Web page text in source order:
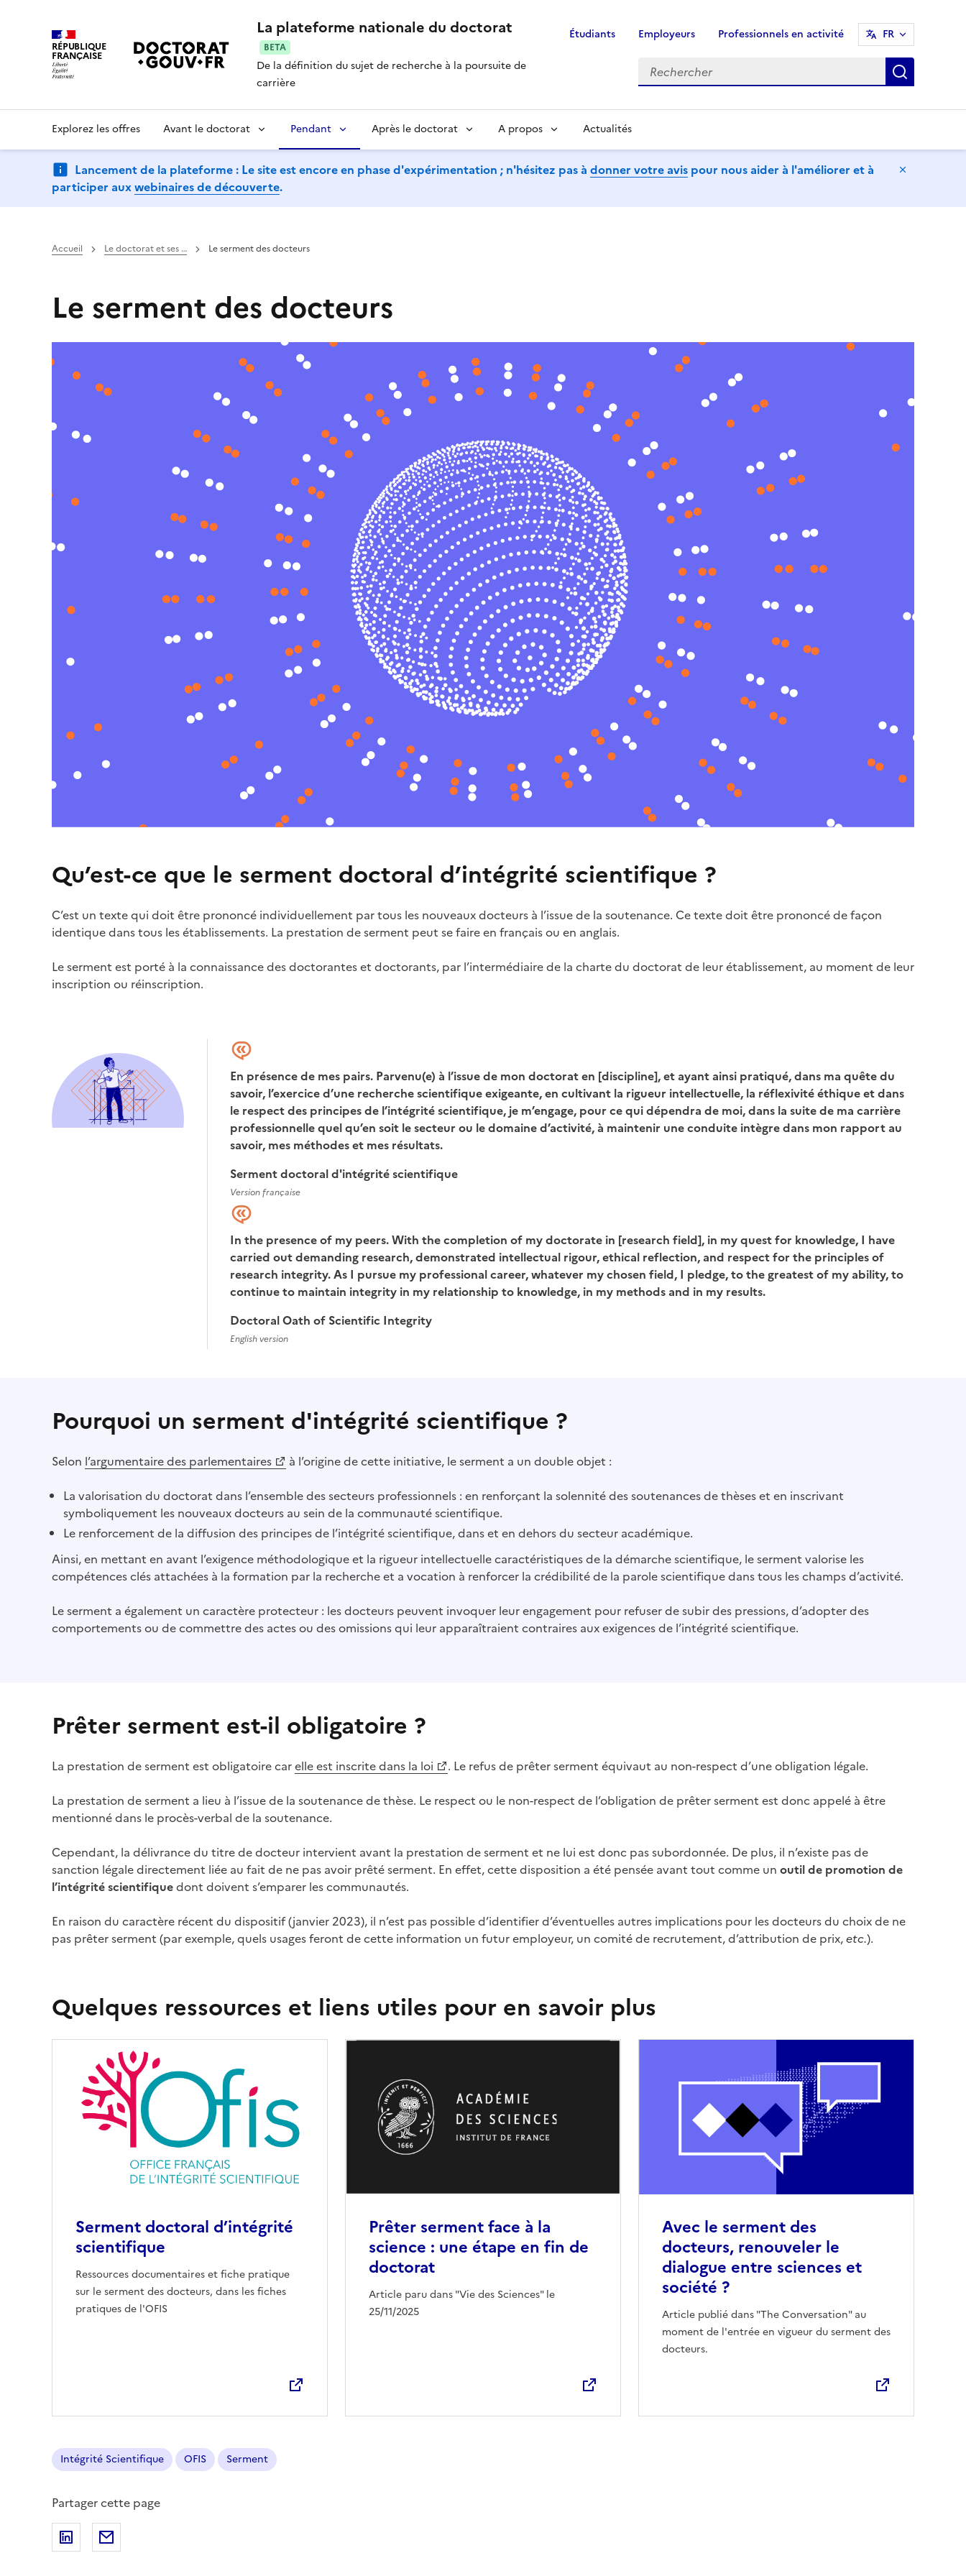
RÉPUBLIQUE
FRANÇAISE
La plateforme nationale du doctorat
BETA
De la définition du sujet de recherche à la poursuite de
carrière
Étudiants Employeurs Professionnels en activité FR
Rechercher
Explorez les offres Avant le doctorat Pendant Après le doctorat A propos Actualités
Lancement de la plateforme : Le site est encore en phase d'expérimentation ; n'hésitez pas à donner votre avis pour nous aider à l'améliorer et à
participer auxwebinaires de découverte.
Accueil Le doctorat et ses … Le serment des docteurs
Le serment des docteurs
Qu’est-ce que le serment doctoral d’intégrité scientifique ?
C’est un texte qui doit être prononcé individuellement par tous les nouveaux docteurs à l’issue de la soutenance. Ce texte doit être prononcé de façon
identique dans tous les établissements. La prestation de serment peut se faire en français ou en anglais.
Le serment est porté à la connaissance des doctorantes et doctorants, par l’intermédiaire de la charte du doctorat de leur établissement, au moment de leur
inscription ou réinscription.
En présence de mes pairs. Parvenu(e) à l’issue de mon doctorat en [discipline], et ayant ainsi pratiqué, dans ma quête du
savoir, l’exercice d’une recherche scientifique exigeante, en cultivant la rigueur intellectuelle, la réflexivité éthique et dans
le respect des principes de l’intégrité scientifique, je m’engage, pour ce qui dépendra de moi, dans la suite de ma carrière
professionnelle quel qu’en soit le secteur ou le domaine d’activité, à maintenir une conduite intègre dans mon rapport au
savoir, mes méthodes et mes résultats.
Serment doctoral d'intégrité scientifique
Version française
In the presence of my peers. With the completion of my doctorate in [research field], in my quest for knowledge, I have
carried out demanding research, demonstrated intellectual rigour, ethical reflection, and respect for the principles of
research integrity. As I pursue my professional career, whatever my chosen field, I pledge, to the greatest of my ability, to
continue to maintain integrity in my relationship to knowledge, in my methods and in my results.
Doctoral Oath of Scientific Integrity
English version
Pourquoi un serment d'intégrité scientifique ?
Selon l’argumentaire des parlementaires
à l’origine de cette initiative, le serment a un double objet :
La valorisation du doctorat dans l’ensemble des secteurs professionnels : en renforçant la solennité des soutenances de thèses et en inscrivant
symboliquement les nouveaux docteurs au sein de la communauté scientifique.
Le renforcement de la diffusion des principes de l’intégrité scientifique, dans et en dehors du secteur académique.
Ainsi, en mettant en avant l’exigence méthodologique et la rigueur intellectuelle caractéristiques de la démarche scientifique, le serment valorise les
compétences clés attachées à la formation par la recherche et a vocation à renforcer la crédibilité de la parole scientifique dans tous les champs d’activité.
Le serment a également un caractère protecteur : les docteurs peuvent invoquer leur engagement pour refuser de subir des pressions, d’adopter des
comportements ou de commettre des actes ou des omissions qui leur apparaîtraient contraires aux exigences de l’intégrité scientifique.
Prêter serment est-il obligatoire ?
La prestation de serment est obligatoire carelle est inscrite dans la loi
. Le refus de prêter serment équivaut au non-respect d’une obligation légale.
La prestation de serment a lieu à l’issue de la soutenance de thèse. Le respect ou le non-respect de l’obligation de prêter serment est donc appelé à être
mentionné dans le procès-verbal de la soutenance.
Cependant, la délivrance du titre de docteur intervient avant la prestation de serment et ne lui est donc pas subordonnée. De plus, il n’existe pas de
sanction légale directement liée au fait de ne pas avoir prêté serment. En effet, cette disposition a été pensée avant tout comme un outil de promotion de
l’intégrité scientifiquedont doivent s’emparer les communautés.
En raison du caractère récent du dispositif (janvier 2023), il n’est pas possible d’identifier d’éventuelles autres implications pour les docteurs du choix de ne
pas prêter serment (par exemple, quels usages feront de cette information un futur employeur, un comité de recrutement, d’attribution de prix,etc.).
Quelques ressources et liens utiles pour en savoir plus
Serment doctoral d’intégrité
scientifique
Ouvre une nouvelle fenêtre
Ressources documentaires et fiche pratique
sur le serment des docteurs, dans les fiches
pratiques de l'OFIS
Prêter serment face à la
science : une étape en fin de
doctorat
Ouvre une nouvelle fenêtre
Article paru dans "Vie des Sciences" le
25/11/2025
Avec le serment des
docteurs, renouveler le
dialogue entre sciences et
société ?
Ouvre une nouvelle fenêtre
Article publié dans "The Conversation" au
moment de l'entrée en vigueur du serment des
docteurs.
Intégrité Scientifique OFIS Serment
Partager cette page
Partager sur LinkedIn